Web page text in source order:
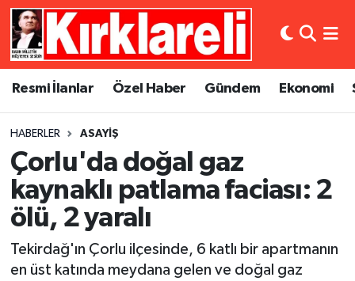
Resmi İlanlar Özel Haber Gündem Ekonomi
HABERLER ASAYIŞ
Çorlu'da doğal gaz
kaynaklı patlama faciası: 2
ölü, 2 yaralı
Tekirdağ'ın Çorlu ilçesinde, 6 katlı bir apartmanın
en üst katında meydana gelen ve doğal gaz
Resmi İlanlar
Gündem
Ekonomi
Siyaset
Spor
Asayiş
Dünya
Eğitim
Kültür Sanat
Magazin
Künye
Gizlilik Sözleşmesi
Merkez Nöbetçi Eczaneler
Merkez Trafik Yoğunluk Haritası
Süper Lig Puan Durumu ve Fikstür
Tüm Manşetler
Son Dakika Haberleri